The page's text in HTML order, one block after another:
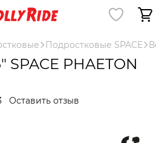
Подростковые SPACE
PHAETON
Оставить отзыв